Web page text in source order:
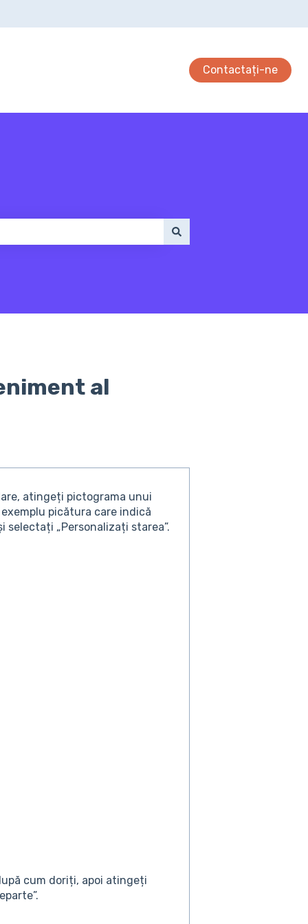
Contactați-ne
al
atingeți pictograma unui
picătura care indică
selectați „Personalizați starea”.
cum doriți, apoi atingeți